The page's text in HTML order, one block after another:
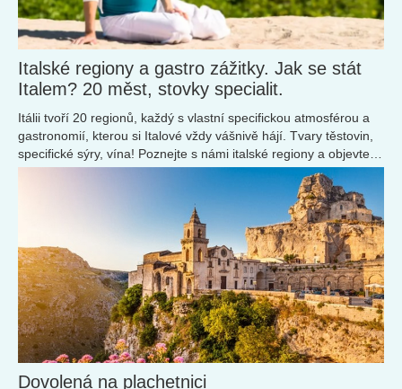
Italské regiony a gastro zážitky. Jak se stát
Italem? 20 měst, stovky specialit.
Itálii tvoří 20 regionů, každý s vlastní specifickou atmosférou a
gastronomií, kterou si Italové vždy vášnivě hájí. Tvary těstovin,
specifické sýry, vína! Poznejte s námi italské regiony a objevte
nová místa pro svou další návštěvu.
Dovolená na plachetnici